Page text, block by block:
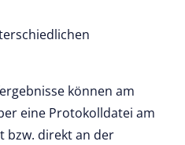
können am
eine Protokolldatei am
bzw. direkt an der